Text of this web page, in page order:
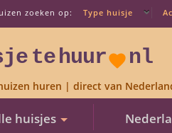
zoeken op: Type huisje
tehuur nl
huren | direct van
huisjes